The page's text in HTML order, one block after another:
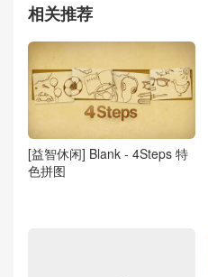
相关推荐
[益智休闲] Blank - 4Steps 特
色拼图